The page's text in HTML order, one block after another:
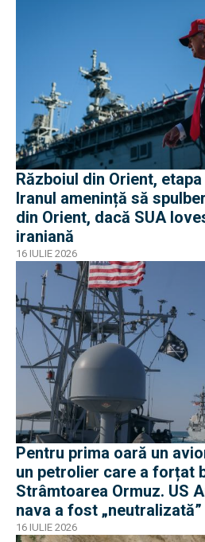
Războiul din Orient,
Iranul amenință să
din Orient, dacă SUA
iraniană
16 IULIE 2026
Pentru prima oară un
un petrolier care a forțat
Strâmtoarea Ormuz. US
nava a fost „neutralizată”
16 IULIE 2026